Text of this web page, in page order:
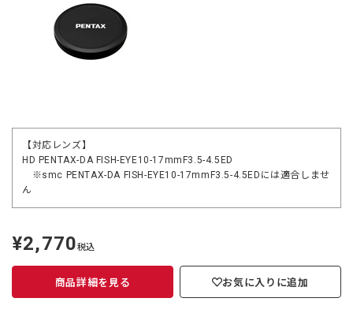
【対応レンズ】
HD PENTAX-DA FISH-EYE10-17mmF3.5-4.5ED
※smc PENTAX-DA FISH-EYE10-17mmF3.5-4.5EDには適合しませ
ん
定
価
¥2,770税込
商品詳細を見る お気に入りに追加